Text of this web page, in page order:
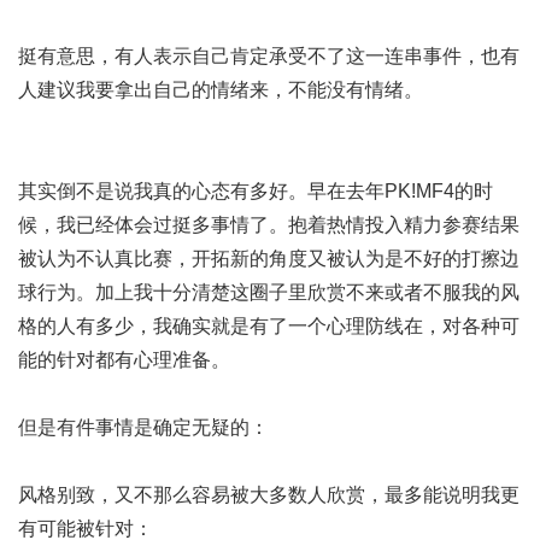
挺有意思，有人表示自己肯定承受不了这一连串事件，也有
人建议我要拿出自己的情绪来，不能没有情绪。
其实倒不是说我真的心态有多好。早在去年PK!MF4的时
候，我已经体会过挺多事情了。抱着热情投入精力参赛结果
被认为不认真比赛，开拓新的角度又被认为是不好的打擦边
球行为。加上我十分清楚这圈子里欣赏不来或者不服我的风
格的人有多少，我确实就是有了一个心理防线在，对各种可
能的针对都有心理准备。
但是有件事情是确定无疑的：
风格别致，又不那么容易被大多数人欣赏，最多能说明我更
有可能被针对：